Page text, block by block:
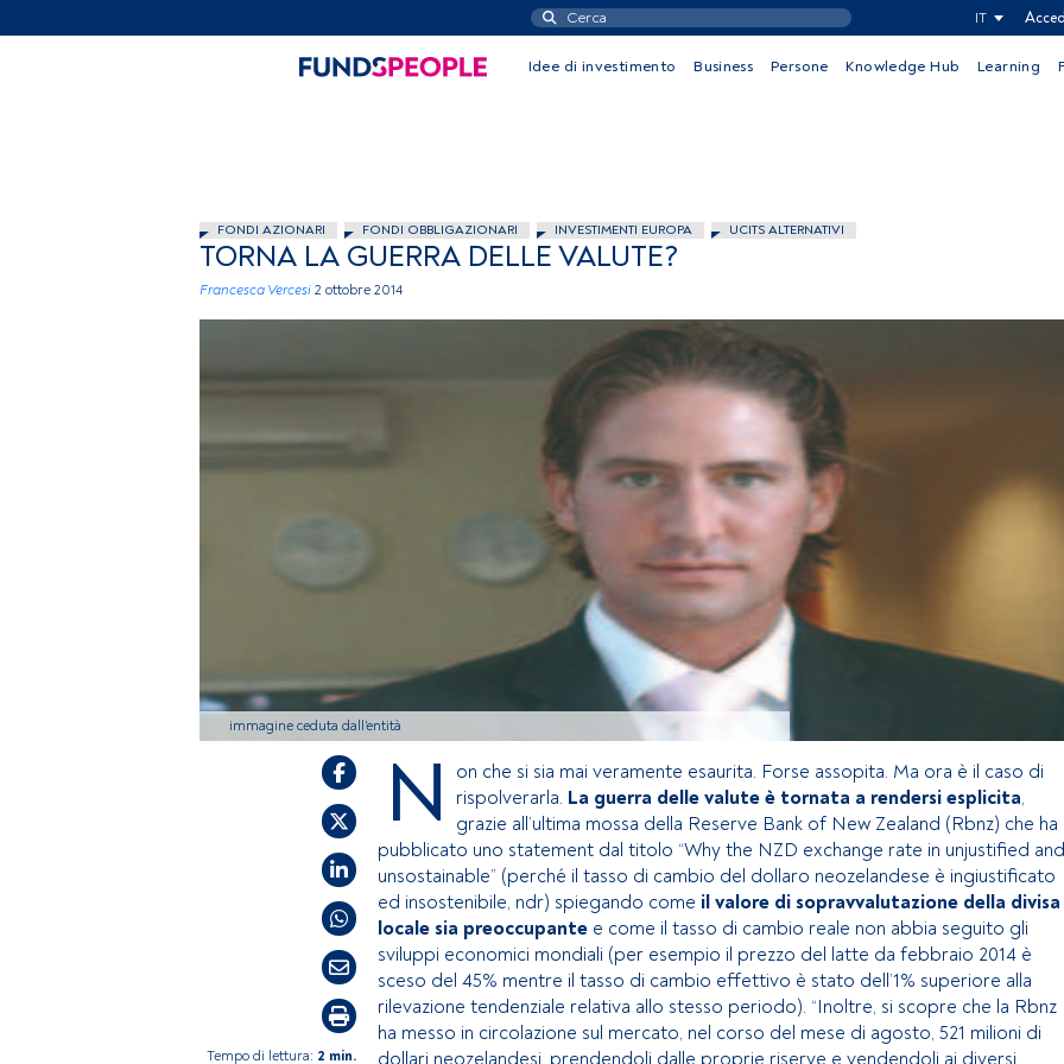
IT
Idee di investimento Business Persone Knowledge Hub Learning
FONDI AZIONARI FONDI OBBLIGAZIONARI INVESTIMENTI EUROPA UCITS ALTERNATIVI
TORNA LA GUERRA DELLE VALUTE?
Francesca Vercesi 2 ottobre 2014
immagine ceduta dall'entità
Tempo di lettura: 2 min.
N
on che si sia mai veramente esaurita. Forse assopita. Ma ora è il caso di
rispolverarla. La guerra delle valute è tornata a rendersi esplicita,
grazie all’ultima mossa della Reserve Bank of New Zealand (Rbnz) che ha
pubblicato uno statement dal titolo “Why the NZD exchange rate in unjustified and
unsostainable” (perché il tasso di cambio del dollaro neozelandese è ingiustificato
ed insostenibile, ndr) spiegando come il valore di sopravvalutazione della divisa
locale sia preoccupante e come il tasso di cambio reale non abbia seguito gli
sviluppi economici mondiali (per esempio il prezzo del latte da febbraio 2014 è
sceso del 45% mentre il tasso di cambio effettivo è stato dell’1% superiore alla
rilevazione tendenziale relativa allo stesso periodo). “Inoltre, si scopre che la Rbnz
ha messo in circolazione sul mercato, nel corso del mese di agosto, 521 milioni di
dollari neozelandesi, prendendoli dalle proprie riserve e vendendoli ai diversi